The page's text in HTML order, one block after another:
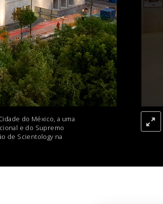
Respostas às Drogas
Crianças
Ferramentas para o Local do
Ética e as Condições
A Causa da Supressão
Bases da Organização
Metas e Objetivos
do México, a uma
e do Supremo
de Scientology na